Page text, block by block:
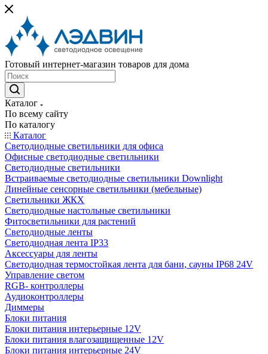
Готовый интернет-магазин товаров для дома
Каталог
По всему сайту
По каталогу
Каталог
Светодиодные светильники для офиса
Офисные светодиодные светильники
Светодиодные светильники
Встраиваемые светодиодные светильники Downlight
Линейные сенсорные светильники (мебельные)
Светильники ЖКХ
Светодиодные настольные светильники
Фитосветильники для растений
Светодиодные ленты
Светодиодная лента IP33
Аксессуары для ленты
Светодиодная термостойкая лента для бани, сауны IP68 24V
Управление светом
RGB- контроллеры
Аудиоконтроллеры
Диммеры
Блоки питания
Блоки питания интерьерные 12V
Блоки питания влагозащищенные 12V
Блоки питания интерьерные 24V